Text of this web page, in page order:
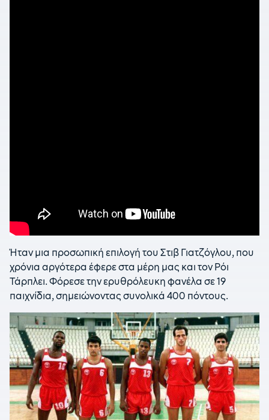
Ήταν μια προσωπική επιλογή του Στιβ Γιατζόγλου, που
χρόνια αργότερα έφερε στα μέρη μας και τον Ρόι
Τάρπλει. Φόρεσε την ερυθρόλευκη φανέλα σε 19
παιχνίδια, σημειώνοντας συνολικά 400 πόντους.